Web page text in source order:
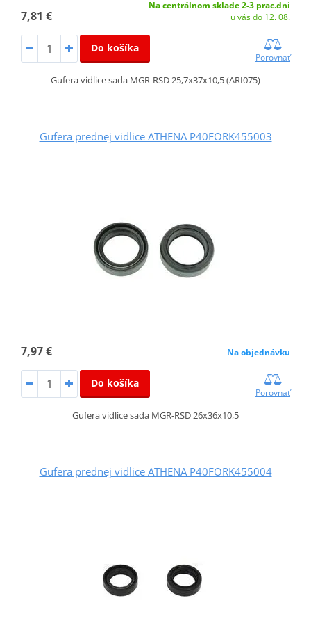
7,81 €
Na centrálnom sklade 2-3 prac.dni
u vás do 12. 08.
Do košíka
Porovnať
Gufera vidlice sada MGR-RSD 25,7x37x10,5 (ARI075)
Gufera prednej vidlice ATHENA P40FORK455003
7,97 € Na objednávku
Do košíka
Porovnať
Gufera vidlice sada MGR-RSD 26x36x10,5
Gufera prednej vidlice ATHENA P40FORK455004